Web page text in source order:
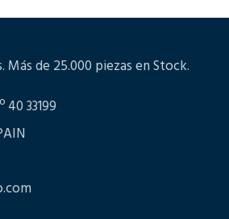
Más de 25.000 piezas en Stock.
40 33199